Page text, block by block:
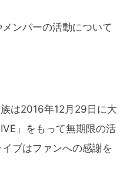
ンバーの活動について
は2016年12月29日に大
」をもって無期限の活
ブはファンへの感謝を